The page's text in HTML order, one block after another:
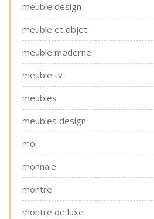
meuble design
meuble et objet
meuble moderne
meuble tv
meubles
meubles design
moi
monnaie
montre
montre de luxe